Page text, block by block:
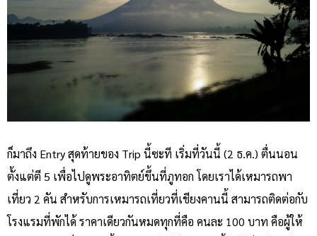
ก็มาถึง Entry สุดท้ายของ Trip นี้ซะที เริ่มที่วันนี้ (2 ธ.ค.) ตื่นนอน
ตั้งแต่ตี 5 เพื่อไปดูพระอาทิตย์ขึ้นที่ภูทอก โดยเราได้เหมารถพา
เที่ยว 2 คัน สำหรับการเหมารถเที่ยวที่เชียงคานนี้ สามารถติดต่อกับ
โรงแรมที่พักได้ ราคาเดียวกันหมดทุกที่คือ คนละ 100 บาท คือผู้ให้